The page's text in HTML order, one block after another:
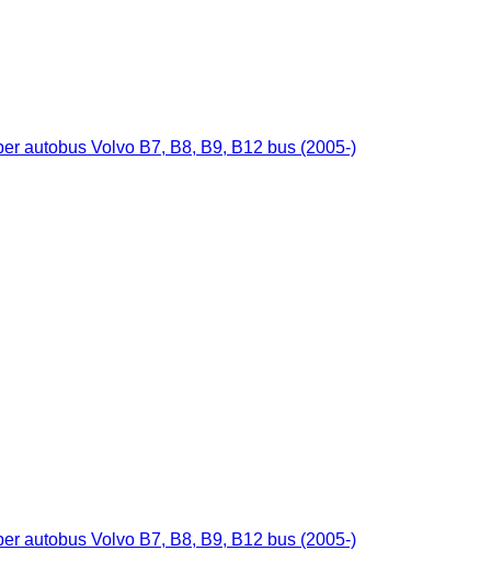
autobus Volvo B7, B8, B9, B12 bus (2005-)
autobus Volvo B7, B8, B9, B12 bus (2005-)